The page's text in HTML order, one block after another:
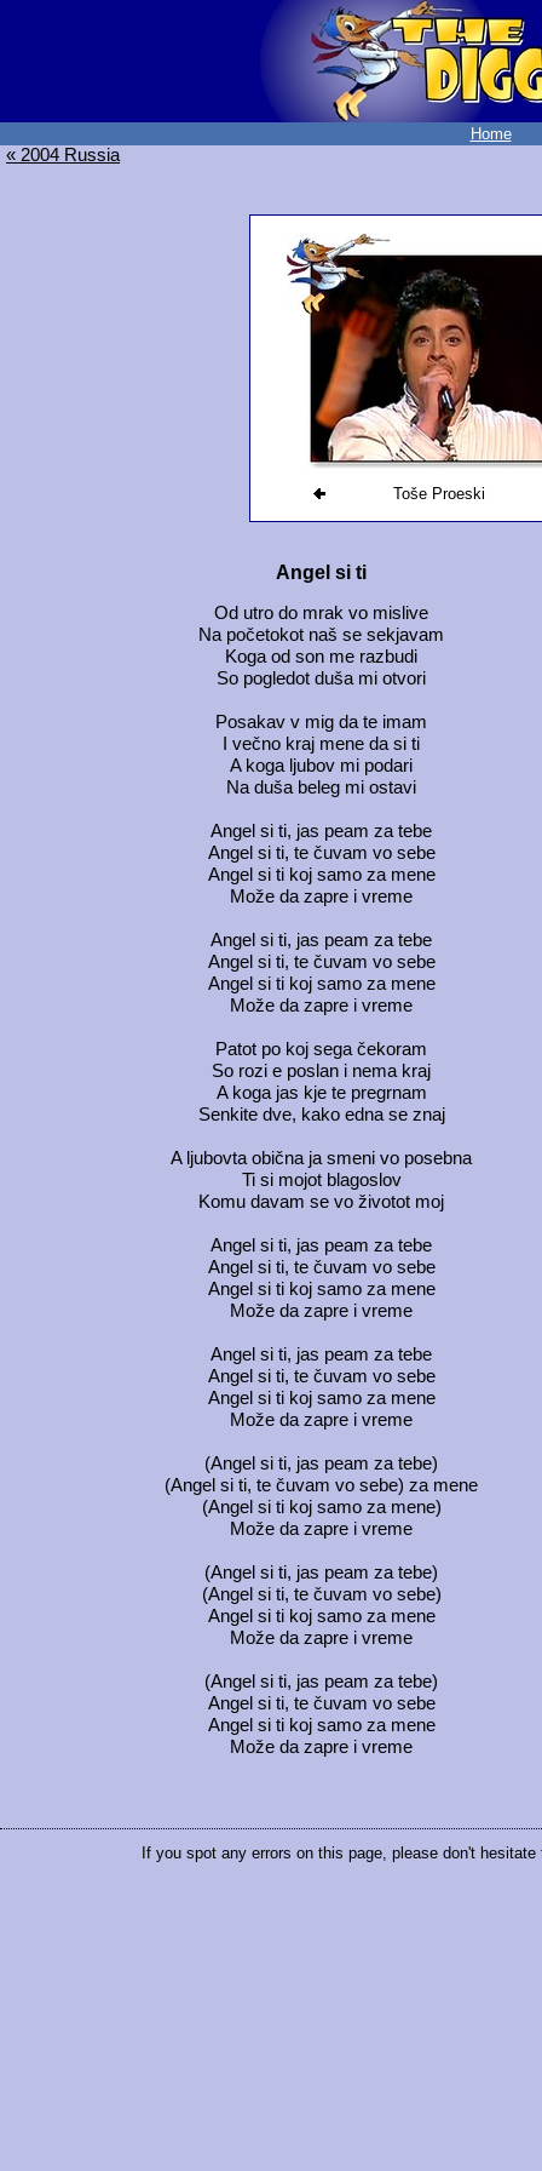
Home
« 2004 Russia
Toše Proeski
Angel si ti
Od utro do mrak vo mislive
Na početokot naš se sekjavam
Koga od son me razbudi
So pogledot duša mi otvori
Posakav v mig da te imam
I večno kraj mene da si ti
A koga ljubov mi podari
Na duša beleg mi ostavi
Angel si ti, jas peam za tebe
Angel si ti, te čuvam vo sebe
Angel si ti koj samo za mene
Može da zapre i vreme
Angel si ti, jas peam za tebe
Angel si ti, te čuvam vo sebe
Angel si ti koj samo za mene
Može da zapre i vreme
Patot po koj sega čekoram
So rozi e poslan i nema kraj
A koga jas kje te pregrnam
Senkite dve, kako edna se znaj
A ljubovta obična ja smeni vo posebna
Ti si mojot blagoslov
Komu davam se vo životot moj
Angel si ti, jas peam za tebe
Angel si ti, te čuvam vo sebe
Angel si ti koj samo za mene
Može da zapre i vreme
Angel si ti, jas peam za tebe
Angel si ti, te čuvam vo sebe
Angel si ti koj samo za mene
Može da zapre i vreme
(Angel si ti, jas peam za tebe)
(Angel si ti, te čuvam vo sebe) za mene
(Angel si ti koj samo za mene)
Može da zapre i vreme
(Angel si ti, jas peam za tebe)
(Angel si ti, te čuvam vo sebe)
Angel si ti koj samo za mene
Može da zapre i vreme
(Angel si ti, jas peam za tebe)
Angel si ti, te čuvam vo sebe
Angel si ti koj samo za mene
Može da zapre i vreme
If you spot any errors on this page, please don't